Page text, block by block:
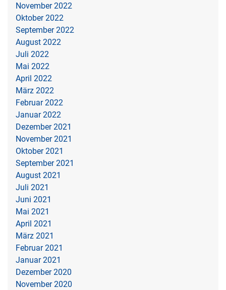
November 2022
Oktober 2022
September 2022
August 2022
Juli 2022
Mai 2022
April 2022
März 2022
Februar 2022
Januar 2022
Dezember 2021
November 2021
Oktober 2021
September 2021
August 2021
Juli 2021
Juni 2021
Mai 2021
April 2021
März 2021
Februar 2021
Januar 2021
Dezember 2020
November 2020